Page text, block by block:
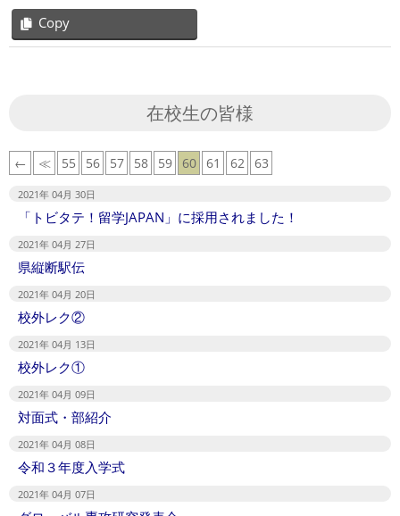
Copy
在校生の皆様
← ≪ 55 56 57 58 59 60 61 62 63
2021年 04月 30日
「トビタテ！留学JAPAN」に採用されました！
2021年 04月 27日
県縦断駅伝
2021年 04月 20日
校外レク②
2021年 04月 13日
校外レク①
2021年 04月 09日
対面式・部紹介
2021年 04月 08日
令和３年度入学式
2021年 04月 07日